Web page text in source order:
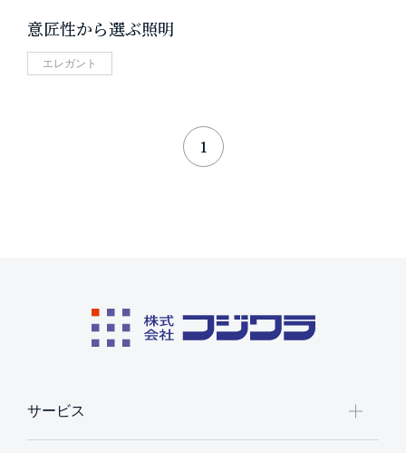
意匠性から選ぶ照明
エレガント
1
サービス